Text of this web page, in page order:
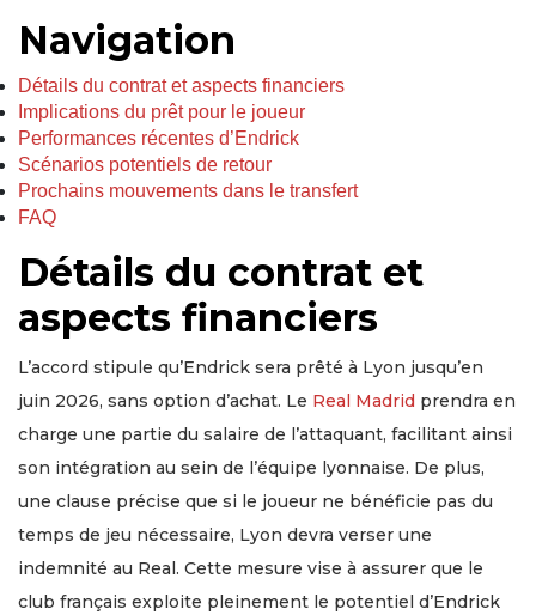
Navigation
Détails du contrat et aspects financiers
Implications du prêt pour le joueur
Performances récentes d’Endrick
Scénarios potentiels de retour
Prochains mouvements dans le transfert
FAQ
Détails du contrat et
aspects financiers
L’accord stipule qu’Endrick sera prêté à Lyon jusqu’en
juin 2026, sans option d’achat. Le Real Madrid prendra en
charge une partie du salaire de l’attaquant, facilitant ainsi
son intégration au sein de l’équipe lyonnaise. De plus,
une clause précise que si le joueur ne bénéficie pas du
temps de jeu nécessaire, Lyon devra verser une
indemnité au Real. Cette mesure vise à assurer que le
club français exploite pleinement le potentiel d’Endrick